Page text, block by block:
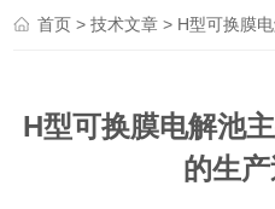
首页 >技术文章 > H型可换膜电解池主
H型可换膜电解池
的生